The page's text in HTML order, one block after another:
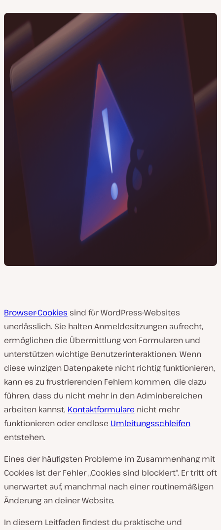
Browser-Cookies sind für WordPress-Websites
unerlässlich. Sie halten Anmeldesitzungen aufrecht,
ermöglichen die Übermittlung von Formularen und
unterstützen wichtige Benutzerinteraktionen. Wenn
diese winzigen Datenpakete nicht richtig funktionieren,
kann es zu frustrierenden Fehlern kommen, die dazu
führen, dass du nicht mehr in den Adminbereichen
arbeiten kannst, Kontaktformulare nicht mehr
funktionieren oder endlose Umleitungsschleifen
entstehen.
Eines der häufigsten Probleme im Zusammenhang mit
Cookies ist der Fehler „Cookies sind blockiert“. Er tritt oft
unerwartet auf, manchmal nach einer routinemäßigen
Änderung an deiner Website.
In diesem Leitfaden findest du praktische und